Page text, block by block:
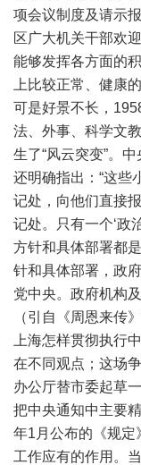
项会议制度及请示
区广大机关干部欢
能够发挥各方面的
上比较正常、健康
可是好景不长，
法、外事、科学文
生了“风云突变”。
还明确指出：“这些
记处，向他们直接
记处。只有一个‘政
方针和具体部署都
针和具体部署，政
党中央。政府机构
（引自《周恩来传
上海怎样贯彻执行
在不同观点；这场
办公厅替市委起草
把中央通知中主要
年1月公布的《规定
工作应有的作用。